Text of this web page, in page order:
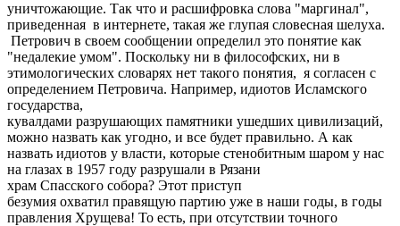
уничтожающие. Так что и расшифровка слова "маргинал",
приведенная в интернете, такая же глупая словесная шелуха.
Петрович в своем сообщении определил это понятие как
"недалекие умом". Поскольку ни в философских, ни в
этимологических словарях нет такого понятия, я согласен с
определением Петровича. Например, идиотов Исламского
государства,
кувалдами разрушающих памятники ушедших цивилизаций,
можно назвать как угодно, и все будет правильно. А как
назвать идиотов у власти, которые стенобитным шаром у нас
на глазах в 1957 году разрушали в Рязани
храм Спасского собора? Этот приступ
безумия охватил правящую партию уже в наши годы, в годы
правления Хрущева! То есть, при отсутствии точного